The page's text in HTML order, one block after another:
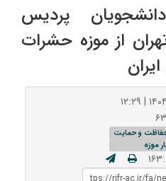
پردیس
از موزه حشرات
و حمایت
موزه